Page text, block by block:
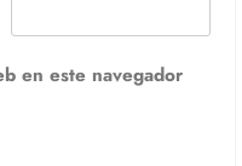
en este navegador